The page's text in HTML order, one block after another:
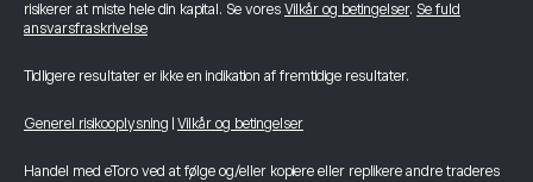
risikerer at miste hele din kapital. Se vores Vilkår og betingelser. Se fuld
ansvarsfraskrivelse
Tidligere resultater er ikke en indikation af fremtidige resultater.
Generel risikooplysning Vilkår og betingelser
Handel med eToro ved at følge og/eller kopiere eller replikere andre traderes